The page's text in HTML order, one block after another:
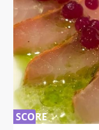
SCORE